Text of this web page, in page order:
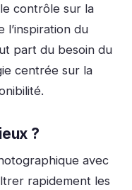
contrôle sur la
l’inspiration du
part du besoin du
centrée sur la
?
avec
rapidement les